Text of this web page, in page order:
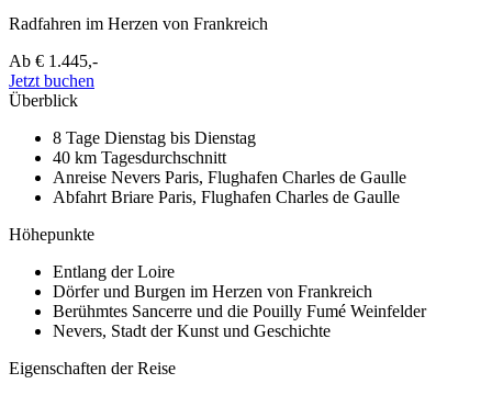
Radfahren im Herzen von Frankreich
Ab € 1.445,-
Jetzt buchen
Überblick
8 Tage Dienstag bis Dienstag
40 km Tagesdurchschnitt
Anreise Nevers Paris, Flughafen Charles de Gaulle
Abfahrt Briare Paris, Flughafen Charles de Gaulle
Höhepunkte
Entlang der Loire
Dörfer und Burgen im Herzen von Frankreich
Berühmtes Sancerre und die Pouilly Fumé Weinfelder
Nevers, Stadt der Kunst und Geschichte
Eigenschaften der Reise